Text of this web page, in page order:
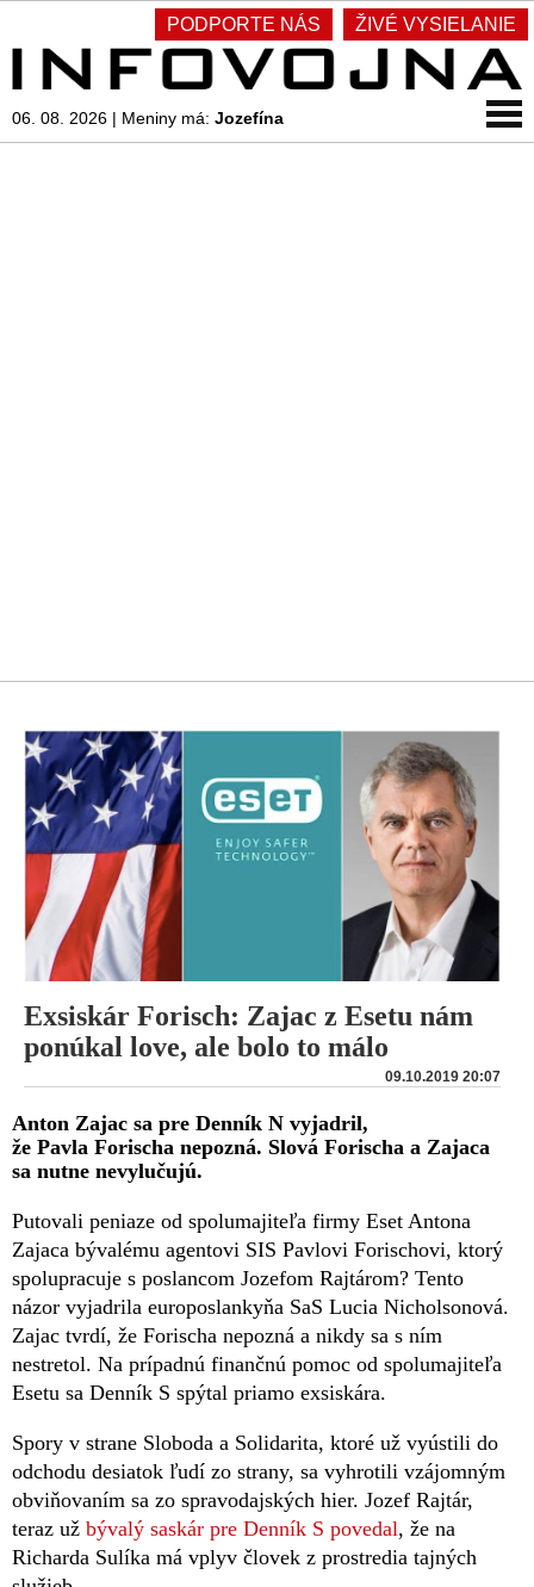
PODPORTE NÁS ŽIVÉ VYSIELANIE
06. 08. 2026 | Meniny má: Jozefína
Exsiskár Forisch: Zajac z Esetu nám
ponúkal love, ale bolo to málo
09.10.2019 20:07
Anton Zajac sa pre Denník N vyjadril,
že Pavla Forischa nepozná. Slová Forischa a Zajaca
sa nutne nevylučujú.
Putovali peniaze od spolumajiteľa firmy Eset Antona
Zajaca bývalému agentovi SIS Pavlovi Forischovi, ktorý
spolupracuje s poslancom Jozefom Rajtárom? Tento
názor vyjadrila europoslankyňa SaS Lucia Nicholsonová.
Zajac tvrdí, že Forischa nepozná a nikdy sa s ním
nestretol. Na prípadnú finančnú pomoc od spolumajiteľa
Esetu sa Denník S spýtal priamo exsiskára.
Spory v strane Sloboda a Solidarita, ktoré už vyústili do
odchodu desiatok ľudí zo strany, sa vyhrotili vzájomným
obviňovaním sa zo spravodajských hier. Jozef Rajtár,
teraz už bývalý saskár pre Denník S povedal, že na
Richarda Sulíka má vplyv človek z prostredia tajných